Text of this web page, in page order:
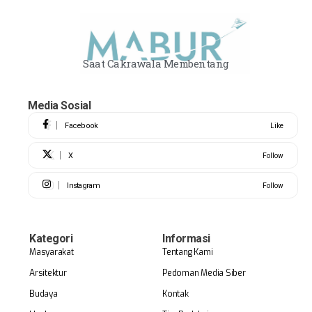
Saat Cakrawala Membentang
Media Sosial
Facebook Like
X Follow
Instagram Follow
Kategori
Masyarakat
Arsitektur
Budaya
Informasi
Tentang Kami
Pedoman Media Siber
Kontak